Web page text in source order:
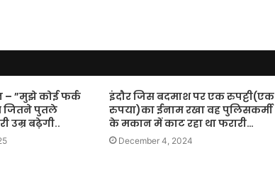
– ”मुझे कोई फर्क
जितने पुतले
उम्र बढ़ेगी..
इंदौर जिस बदमाश पर एक रुपट्टी(एक
रुपया)का ईनाम रखा वह पुलिसकर्मी
के मकान में काट रहा था फरारी…
December 4, 2024